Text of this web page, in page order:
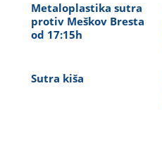
Metaloplastika sutra
protiv Meškov Bresta
od 17:15h
Sutra kiša